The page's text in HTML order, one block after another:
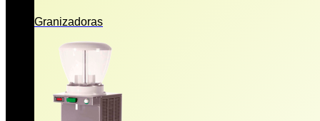
Granizadoras